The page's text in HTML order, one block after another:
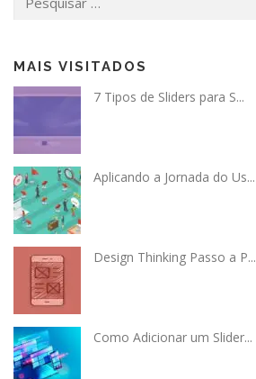
por:
MAIS VISITADOS
7 Tipos de Sliders para S...
Aplicando a Jornada do Us...
Design Thinking Passo a P...
Como Adicionar um Slider...